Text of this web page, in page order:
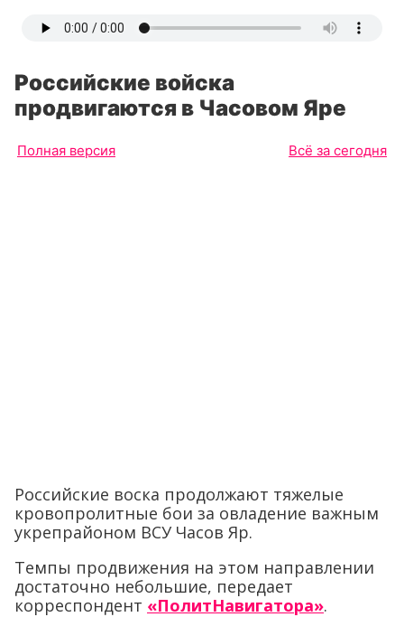
Российские войска
продвигаются в Часовом Яре
Полная версия Всё за сегодня
Российские воска продолжают тяжелые
кровопролитные бои за овладение важным
укрепрайоном ВСУ Часов Яр.
Темпы продвижения на этом направлении
достаточно небольшие, передает
корреспондент «ПолитНавигатора».